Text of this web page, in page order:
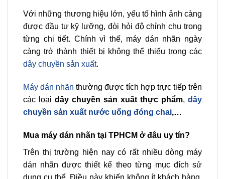
Với những thương hiệu lớn, yếu tố hình ảnh càng
được đầu tư kỹ lưỡng, đòi hỏi độ chỉnh chu trong
từng chi tiết. Chính vì thế, máy dán nhãn ngày
càng trở thành thiết bị không thể thiếu trong các
dây chuyền sản xuất.
Máy dán nhãn thường được tích hợp trực tiếp trên
các loại dây chuyền sản xuất thực phẩm, dây
chuyền sản xuất nước uống đóng chai,…
Mua máy dán nhãn tại TPHCM ở đâu uy tín?
Trên thị trường hiện nay có rất nhiều dòng máy
dán nhãn được thiết kế theo từng mục đích sử
dụng cụ thể. Điều này khiến không ít khách hàng,